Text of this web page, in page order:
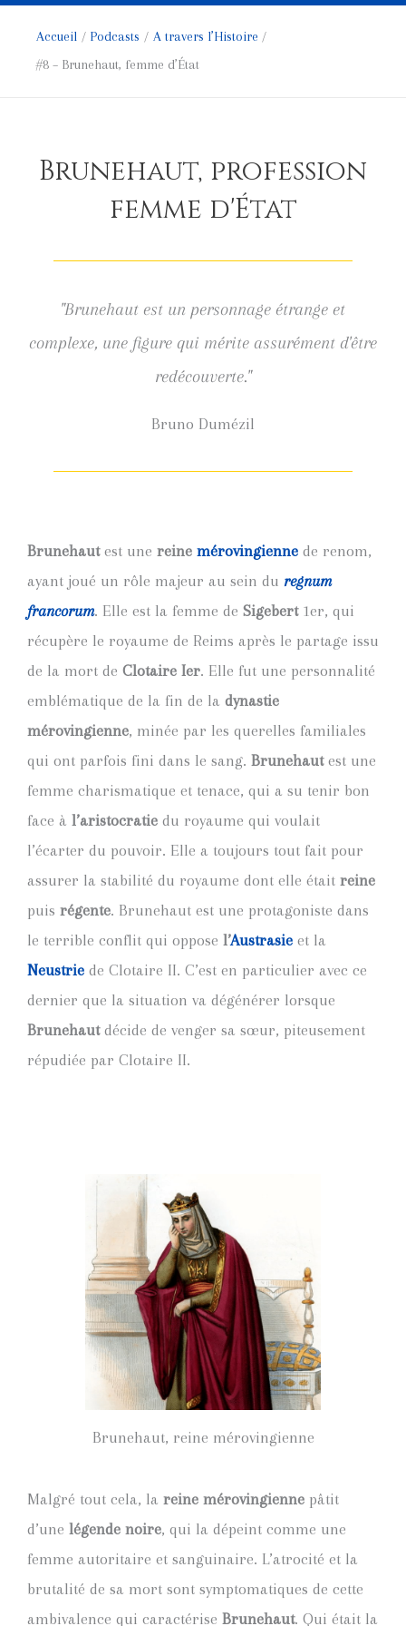
Accueil Podcasts
A travers l’Histoire
#8 – Brunehaut, femme d’État
Brunehaut, profession
femme d'État
"Brunehaut est un personnage étrange et
complexe, une figure qui mérite assurément d'être
redécouverte."
Bruno Dumézil
Brunehautest une reine mérovingienne de renom,
ayant joué un rôle majeur au sein du regnum
francorum. Elle est la femme de Sigebert1er, qui
récupère le royaume de Reims après le partage issu
de la mort de Clotaire Ier. Elle fut une personnalité
emblématique de la fin de la dynastie
mérovingienne, minée par les querelles familiales
qui ont parfois fini dans le sang. Brunehautest une
femme charismatique et tenace, qui a su tenir bon
face à l’aristocratie du royaume qui voulait
l’écarter du pouvoir. Elle a toujours tout fait pour
assurer la stabilité du royaume dont elle était reine
puis régente. Brunehaut est une protagoniste dans
le terrible conflit qui oppose l’Austrasie et la
Neustrie de Clotaire II. C’est en particulier avec ce
dernier que la situation va dégénérer lorsque
Brunehautdécide de venger sa sœur, piteusement
répudiée par Clotaire II.
Brunehaut, reine mérovingienne
Malgré tout cela, la reine mérovingienne pâtit
d’une légende noire, qui la dépeint comme une
femme autoritaire et sanguinaire. L’atrocité et la
brutalité de sa mort sont symptomatiques de cette
ambivalence qui caractérise Brunehaut. Qui était la